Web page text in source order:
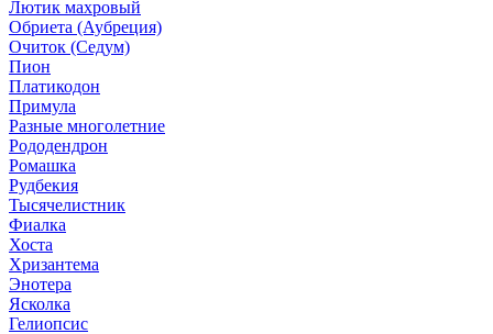
Лютик махровый
Обриета (Аубреция)
Очиток (Седум)
Пион
Платикодон
Примула
Разные многолетние
Рододендрон
Ромашка
Рудбекия
Тысячелистник
Фиалка
Хоста
Хризантема
Энотера
Ясколка
Гелиопсис